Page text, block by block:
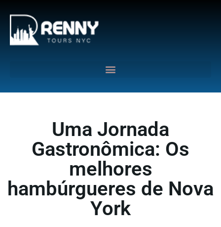
Uma Jornada
Gastronômica: Os
melhores
hambúrgueres de Nova
York